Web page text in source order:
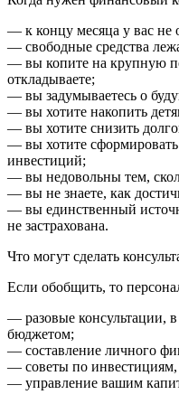
— к концу месяца у вас не
— свободные средства
— вы копите на крупную
откладываете;
— вы задумываетесь о
— вы хотите накопить
— вы хотите снизить
— вы хотите
инвестиций;
— вы недовольны тем,
— вы не знаете, как
— вы единственный
не застрахована.
Что могут сделать
Если обобщить, то
— разовые консультации,
бюджетом;
— составление личного
— советы по инвестициям,
— управление вашим